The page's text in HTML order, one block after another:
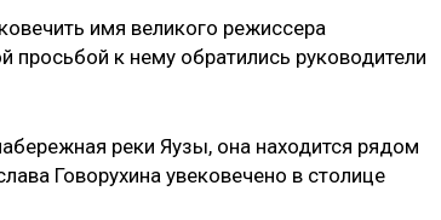
имя великого режиссера
просьбой к нему обратились руководители
реки Яузы, она находится рядом
Говорухина увековечено в столице